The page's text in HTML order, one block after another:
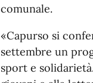
comunale.
«Capurso si
settembre un
sport e